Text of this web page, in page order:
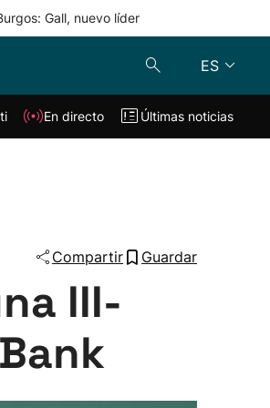
Gall, nuevo líder
ES
Klisk En directo
En directo Últimas noticias
Compartir Guardar
III-